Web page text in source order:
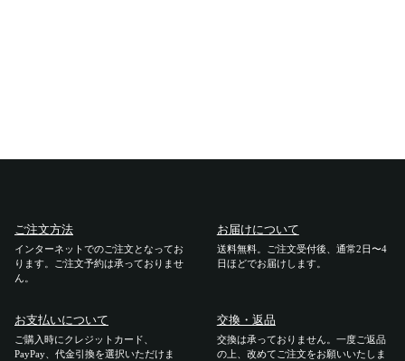
商品の違い
ご利用ガイド
お届けについて
ご注文方法
インターネットでのご注文となってお
ります。ご注文予約は承っておりませ
ん。
お届けについて
送料無料。ご注文受付後、通常2日〜4
日ほどでお届けします。
お支払いについて
ご購入時にクレジットカード、
PayPay、代金引換を選択いただけま
交換・返品
交換は承っておりません。一度ご返品
の上、改めてご注文をお願いいたしま